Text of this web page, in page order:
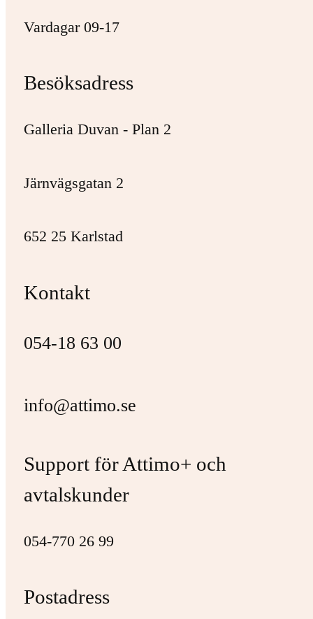
Vardagar 09-17
Besöksadress
Galleria Duvan - Plan 2
Järnvägsgatan 2
652 25 Karlstad
Kontakt
054-18 63 00
info@attimo.se
Support för Attimo+ och
avtalskunder
054-770 26 99
Postadress